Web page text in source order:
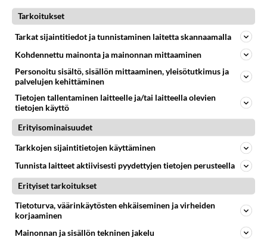
Tiikerinsilmä - Rocky III Rocky IV Rocky V
LUE SEURAAVAKSI
Iloyllätys! Maajussi-Kalle ja Niina palaavat
televisioon - Niinalta rehellinen reaktio:
"KÄÄKS!"
Uuden TTK-juontajan ympärillä epätietoisuus
sakenee - Tämä hämmentää soppaa
Olisitko uskonut, että nämä julkkikset lähtevät
suosikkisarjaan? Petolliset alkaa jättiyllätyksellä
Tarkoitukset
Tarkat sijaintitiedot ja tunnistaminen laitetta skannaamalla
Kohdennettu mainonta ja mainonnan mittaaminen
Personoitu sisältö, sisällön mittaaminen, yleisötutkimus ja
palvelujen kehittäminen
Tietojen tallentaminen laitteelle ja/tai laitteella olevien
tietojen käyttö
Erityisominaisuudet
Tarkkojen sijaintitietojen käyttäminen
Tunnista laitteet aktiivisesti pyydettyjen tietojen perusteella
Erityiset tarkoitukset
Tietoturva, väärinkäytösten ehkäiseminen ja virheiden
korjaaminen
Mainonnan ja sisällön tekninen jakelu